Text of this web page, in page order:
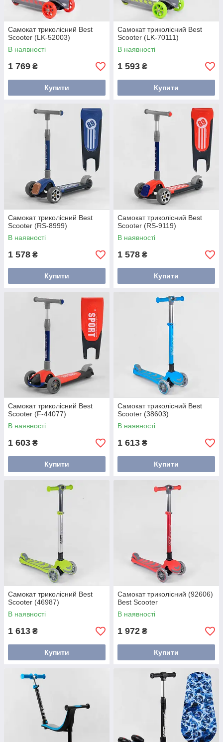
Самокат триколісний Best
Scooter (LK-52003)
В наявності
1 769 ₴
Купити
Самокат триколісний Best
Scooter (LK-70111)
В наявності
1 593 ₴
Купити
Самокат триколісний Best
Scooter (RS-8999)
В наявності
1 578 ₴
Купити
Самокат триколісний Best
Scooter (RS-9119)
В наявності
1 578 ₴
Купити
Самокат триколісний Best
Scooter (F-44077)
В наявності
1 603 ₴
Купити
Самокат триколісний Best
Scooter (38603)
В наявності
1 613 ₴
Купити
Самокат триколісний Best
Scooter (46987)
В наявності
1 613 ₴
Купити
Самокат триколісний (92606)
Best Scooter
В наявності
1 972 ₴
Купити